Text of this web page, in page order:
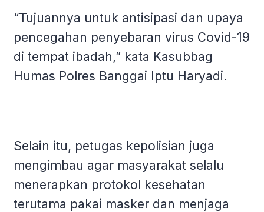
“Tujuannya untuk antisipasi dan upaya
pencegahan penyebaran virus Covid-19
di tempat ibadah,” kata Kasubbag
Humas Polres Banggai Iptu Haryadi.
Selain itu, petugas kepolisian juga
mengimbau agar masyarakat selalu
menerapkan protokol kesehatan
terutama pakai masker dan menjaga